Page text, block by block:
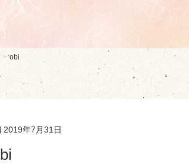
obi
2019年7月31日
obi